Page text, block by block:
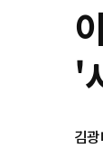
'
김